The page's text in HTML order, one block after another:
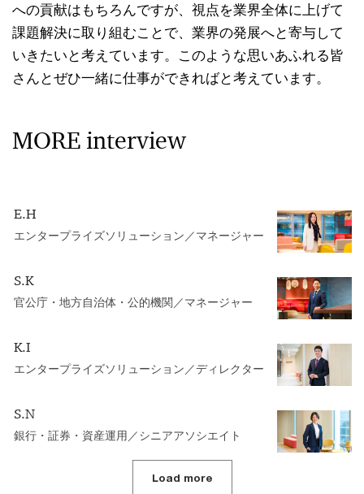
への貢献はもちろんですが、視点を業界全体に上げて
課題解決に取り組むことで、業界の発展へと寄与して
いきたいと考えています。このような思いあふれる皆
さんとぜひ一緒に仕事ができればと考えています。
MORE interview
E.H
エンタープライズソリューション／マネージャー
S.K
官公庁・地方自治体・公的機関／マネージャー
K.I
エンタープライズソリューション／ディレクター
S.N
銀行・証券・資産運用／シニアアソシエイト
Load more